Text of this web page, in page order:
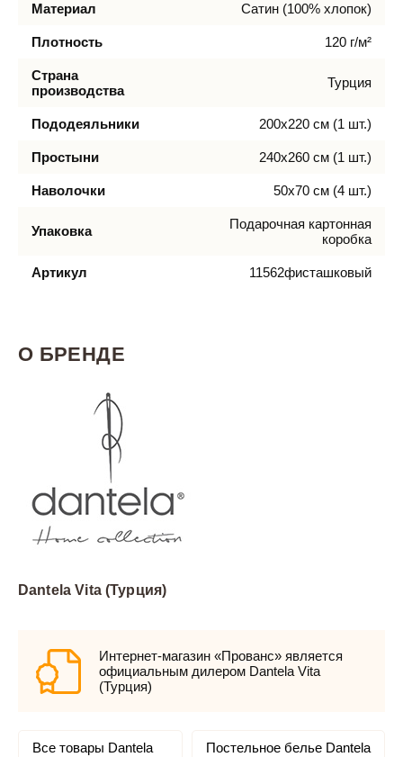
Материал Сатин (100% хлопок)
Плотность 120 г/м²
Страна
производства
Турция
Пододеяльники 200х220 см (1 шт.)
Простыни 240х260 см (1 шт.)
Наволочки 50х70 см (4 шт.)
Упаковка
Подарочная картонная
коробка
Артикул 11562фисташковый
О БРЕНДЕ
Dantela Vita (Турция)
Интернет-магазин «Прованс» является
официальным дилером Dantela Vita
(Турция)
Все товары Dantela
Постельное белье Dantela